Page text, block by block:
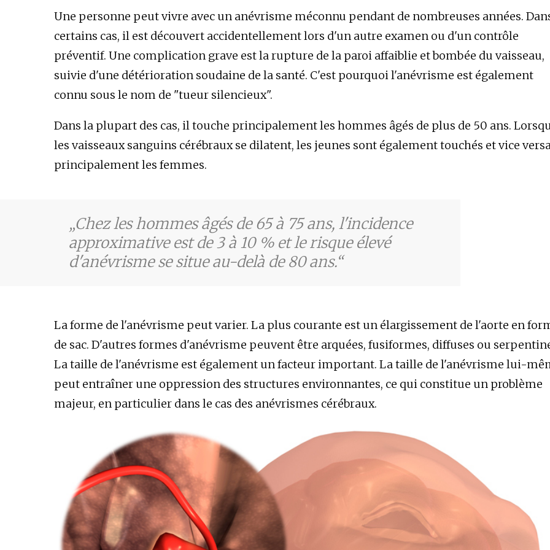
Une personne peut vivre avec un anévrisme méconnu pendant de nombreuses années.
certains cas, il est découvert accidentellement lors d'un autre examen ou d'un contrôle
préventif. Une complication grave est la rupture de la paroi affaiblie et bombée du vaisseau,
suivie d'une détérioration soudaine de la santé. C'est pourquoi l'anévrisme est également
connu sous le nom de "tueur silencieux".
Dans la plupart des cas, il touche principalement les hommes âgés de plus de 50 ans.
les vaisseaux sanguins cérébraux se dilatent, les jeunes sont également touchés et vice
principalement les femmes.
Chez les hommes âgés de 65 à 75 ans, l'incidence
approximative est de 3 à 10 % et le risque élevé
d'anévrisme se situe au-delà de 80 ans.
La forme de l'anévrisme peut varier. La plus courante est un élargissement de l'aorte en
de sac. D'autres formes d'anévrisme peuvent être arquées, fusiformes, diffuses ou
La taille de l'anévrisme est également un facteur important. La taille de l'anévrisme lui-
peut entraîner une oppression des structures environnantes, ce qui constitue un problème
majeur, en particulier dans le cas des anévrismes cérébraux.